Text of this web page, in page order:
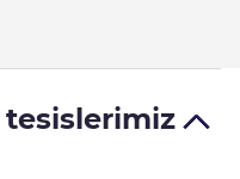
tesislerimiz